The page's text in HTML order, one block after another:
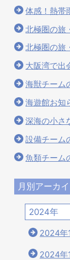
体感！熱帯
北極圏の旅
北極圏の旅
大阪湾で出
海獣チーム
海遊館お知
深海の小さ
設備チーム
魚類チーム
月別アーカ
2024年
2024年
2024年